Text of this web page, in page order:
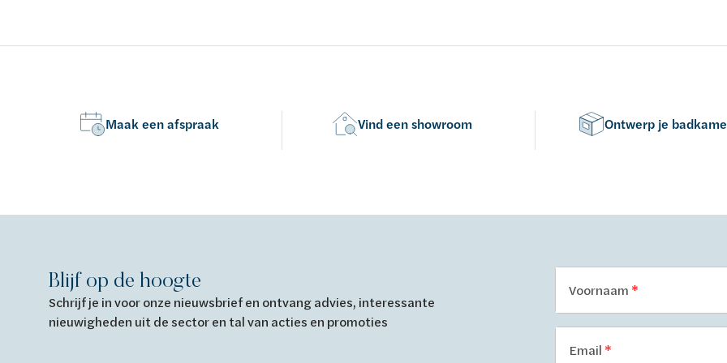
Maak een afspraak Vind een showroom Ontwerp je
Blijf op de hoogte
Schrijf je in voor onze nieuwsbrief en ontvang advies, interessante
nieuwigheden uit de sector en tal van acties en promoties
Voornaam
Email